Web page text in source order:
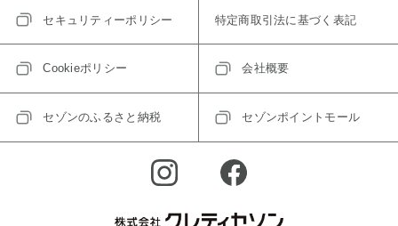
セキュリティーポリシー 特定商取引法に基づく表記
Cookieポリシー 会社概要
セゾンのふるさと納税 セゾンポイントモール